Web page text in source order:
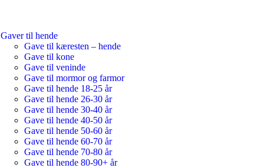
Gaver til hende
Gave til kæresten – hende
Gave til kone
Gave til veninde
Gave til mormor og farmor
Gave til hende 18-25 år
Gave til hende 26-30 år
Gave til hende 30-40 år
Gave til hende 40-50 år
Gave til hende 50-60 år
Gave til hende 60-70 år
Gave til hende 70-80 år
Gave til hende 80-90+ år